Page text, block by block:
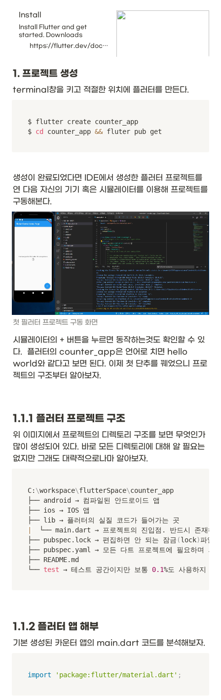
Install
Install Flutter and get
started. Downloads
available for Windows,
macOS, Linux, and Chrome
https://flutter.dev/docs/get-started/install
1. 프로젝트 생성
terminal창을 키고 적절한 위치에 플러터를 만든다.
$ flutter create counter_app
$ cd counter_app && fluter pub get
생성이 완료되었다면 IDE에서 생성한 플러터 프로젝트를
연 다음 자신의 기기 혹은 시뮬레이터를 이용해 프로젝트를
구동해본다.
첫 필러터 프로젝트 구동 화면
시뮬레이터의 + 버튼을 누르면 동작하는것도 확인할 수 있
다.  플러터의 counter_app은 언어로 치면 hello
world와 같다고 보면 된다. 이제 첫 단추를 꿰었으니 프로
젝트의 구조부터 알아보자.
1.1.1 플러터 프로젝트 구조
위 이미지에서 프로젝트의 디렉토리 구조를 보면 무엇인가
많이 생성되어 있다. 바로 모든 디렉토리에 대해 알 필요는
없지만 그래도 대략적으로나마 알아보자.
C: \workspace\flutterSpace\counter_app
├── android → 컴파일된 안드로이드 앱
├── ios → IOS 앱
└── main.dart → 프로젝트의 진입점. 반드시 존재해
├── pubspec.lock → 편집하면 안 되는 잠금 (lock)파일
├── pubspec.yaml → 모든 다트 프로젝트에 필요하며 의
├── README.md
└── test → 테스트 공간이지만 보통 0.1%도 사용하지 않
1.1.2 플러터 앱 해부
기본 생성된 카운터 앱의 main.dart 코드를 분석해보자.
import 'package:flutter/material.dart' ;